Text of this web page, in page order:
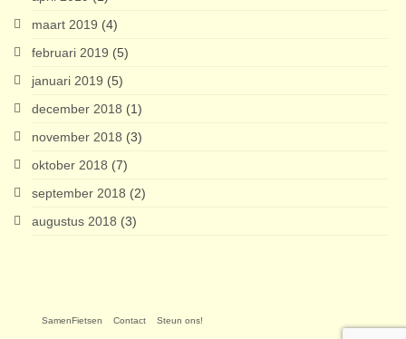
maart 2019 (4)
februari 2019 (5)
januari 2019 (5)
december 2018 (1)
november 2018 (3)
oktober 2018 (7)
september 2018 (2)
augustus 2018 (3)
SamenFietsen Contact Steun ons!